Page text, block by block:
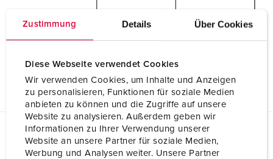
Zustimmung Details Über Cookies
Diese Webseite verwendet Cookies
Wir verwenden Cookies, um Inhalte und Anzeigen
zu personalisieren, Funktionen für soziale Medien
anbieten zu können und die Zugriffe auf unsere
Website zu analysieren. Außerdem geben wir
Informationen zu Ihrer Verwendung unserer
Website an unsere Partner für soziale Medien,
Werbung und Analysen weiter. Unsere Partner
Planungsdaten & Downloads
Kupplung PowerTOP® Xtra mit ErgoCONTACT® 14505